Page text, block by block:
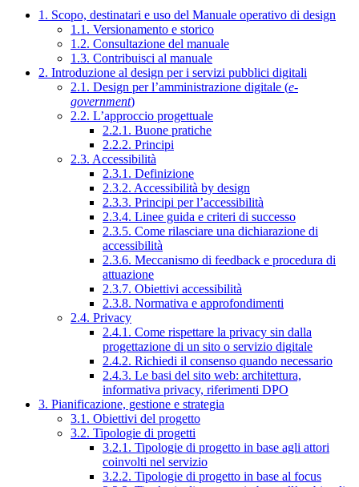
1. Scopo, destinatari e uso del Manuale operativo di design
1.1. Versionamento e storico
1.2. Consultazione del manuale
1.3. Contribuisci al manuale
2. Introduzione al design per i servizi pubblici digitali
2.1. Design per l’amministrazione digitale (e-
government)
2.2. L’approccio progettuale
2.2.1. Buone pratiche
2.2.2. Principi
2.3. Accessibilità
2.3.1. Definizione
2.3.2. Accessibilità by design
2.3.3. Principi per l’accessibilità
2.3.4. Linee guida e criteri di successo
2.3.5. Come rilasciare una dichiarazione di
accessibilità
2.3.6. Meccanismo di feedback e procedura di
attuazione
2.3.7. Obiettivi accessibilità
2.3.8. Normativa e approfondimenti
2.4. Privacy
2.4.1. Come rispettare la privacy sin dalla
progettazione di un sito o servizio digitale
2.4.2. Richiedi il consenso quando necessario
2.4.3. Le basi del sito web: architettura,
informativa privacy, riferimenti DPO
3. Pianificazione, gestione e strategia
3.1. Obiettivi del progetto
3.2. Tipologie di progetti
3.2.1. Tipologie di progetto in base agli attori
coinvolti nel servizio
3.2.2. Tipologie di progetto in base al focus